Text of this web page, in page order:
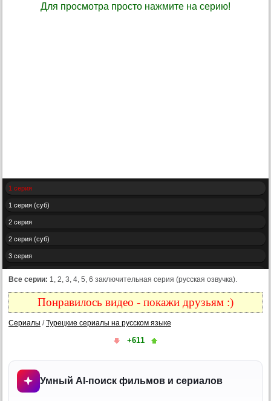
Для просмотра просто нажмите на серию!
1 серия
1 серия (суб)
2 серия
2 серия (суб)
3 серия
4 серия (суб)
5 серия
6 серия (суб)
Конец
Все серии: 1, 2, 3, 4, 5, 6 заключительная серия (русская озвучка).
Понравилось видео - покажи друзьям :)
Сериалы /Турецкие сериалы на русском языке
+611
Умный AI-поиск фильмов и сериалов